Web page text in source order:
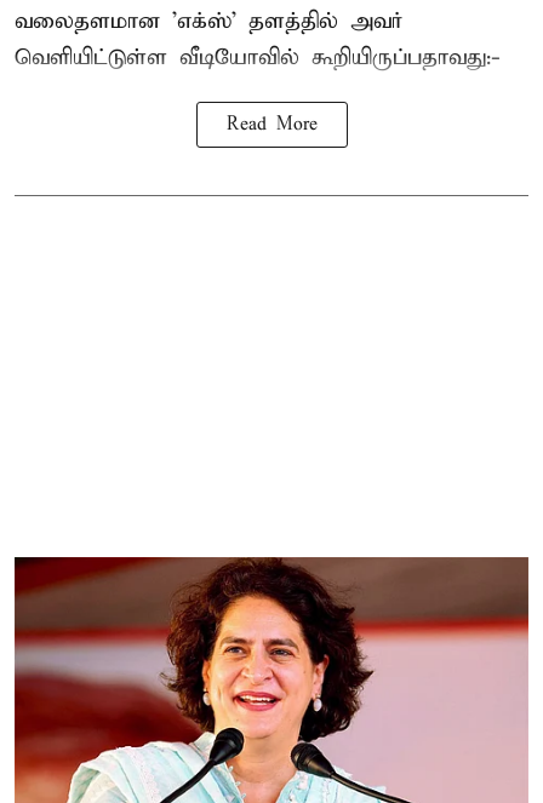
வலைதளமான 'எக்ஸ்' தளத்தில் அவர்
வெளியிட்டுள்ள வீடியோவில் கூறியிருப்பதாவது:-
Read More